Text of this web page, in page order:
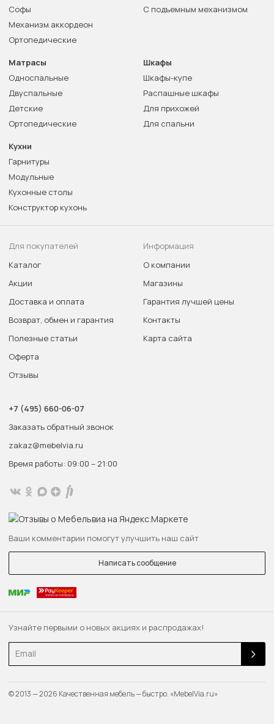
Узнайте первыми о новых акциях и распродажах!
Email
Софы
Механизм аккордеон
Ортопедические
С подъемным механизмом
Матрасы
Односпальные
Двуспальные
Детские
Ортопедические
Шкафы
Шкафы-купе
Распашные шкафы
Для прихожей
Для спальни
Кухни
Гарнитуры
Модульные
Кухонные столы
Конструктор кухонь
Для покупателей
Каталог
Акции
Доставка и оплата
Возврат, обмен и гарантия
Полезные статьи
Оферта
Отзывы
Информация
О компании
Магазины
Гарантия лучшей цены
Контакты
Карта сайта
+7 (495) 660-06-07
Заказать обратный звонок
zakaz@mebelvia.ru
Время работы: 09:00 – 21:00
Ваши комментарии помогут улучшить наш сайт
Написать сообщение
© 2013 — 2026 Качественная мебель — быстро. «MebelVia.ru»